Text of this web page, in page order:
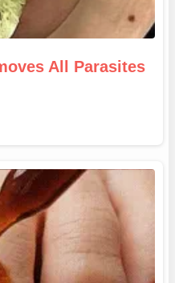
All Parasites